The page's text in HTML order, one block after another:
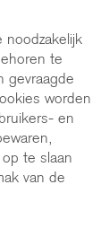
te
gevraagde
worden
en
te slaan
van de